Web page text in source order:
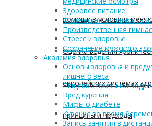
помощи в условиях
Оценка ведения
европейских системах
принципы и подходы
Здоровое питание
Физическая активность и
Производственная
Стресс и здоровье
Сохранение мужского
Академия здоровья
Основы здоровья и
лишнего веса
Пищевые привычки
Вред курения
Мифы о диабете
Курение во время
Запись занятия в